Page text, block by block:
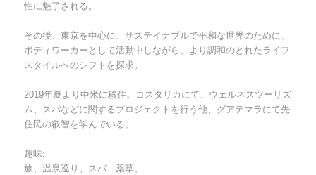
性に魅了される。
その後、東京を中心に、サステイナブルで平和な世界のために、
ボディワーカーとして活動中しながら、より調和のとれたライフ
スタイルへのシフトを探求。
2019年夏より中米に移住。コスタリカにて、ウェルネスツーリズ
ム、スパなどに関するプロジェクトを行う他、グアテマラにて先
住民の叡智を学んでいる。
趣味:
旅、温泉巡り、スパ、薬草、